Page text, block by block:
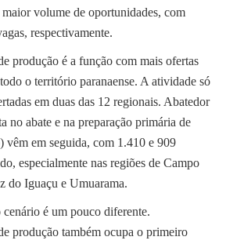
volume de oportunidades, com
respectivamente.
produção é a função com mais ofertas
o território paranaense. A atividade só
em duas das 12 regionais. Abatedor
no abate e na preparação primária de
vêm em seguida, com 1.410 e 909
especialmente nas regiões de Campo
do Iguaçu e Umuarama.
é um pouco diferente.
produção também ocupa o primeiro